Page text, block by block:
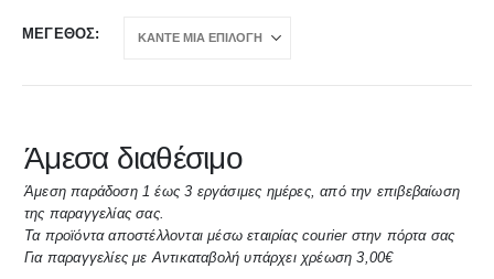
ΜΈΓΕΘΟΣ
Άμεσα διαθέσιμο
Άμεση παράδοση 1 έως 3 εργάσιμες ημέρες, από την επιβεβαίωση
της παραγγελίας σας.
Τα προϊόντα αποστέλλονται μέσω εταιρίας courier στην πόρτα σας
Για παραγγελίες με Αντικαταβολή υπάρχει χρέωση 3,00€